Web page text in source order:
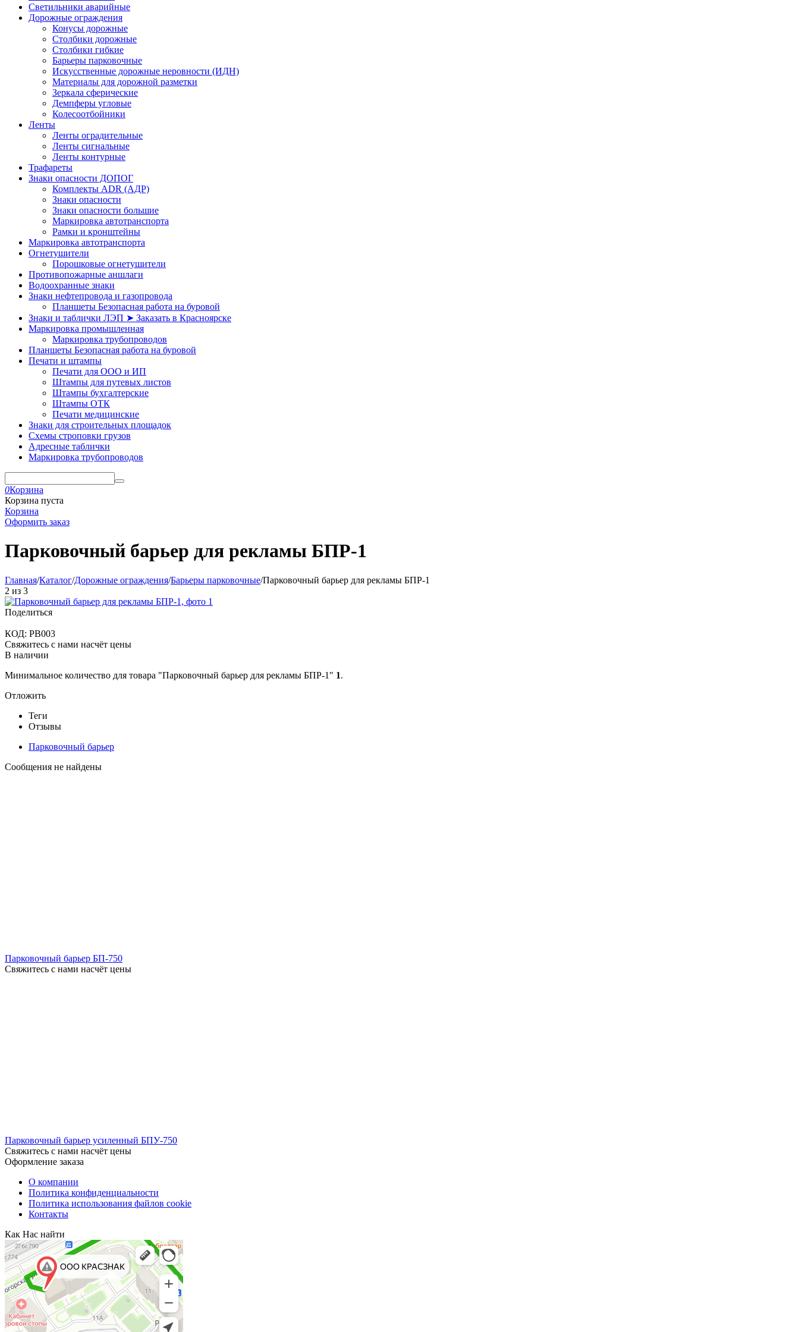
Светильники аварийные
Дорожные ограждения
Конусы дорожные
Столбики дорожные
Столбики гибкие
Барьеры парковочные
Искусственные дорожные неровности (ИДН)
Материалы для дорожной разметки
Зеркала сферические
Демпферы угловые
Колесоотбойники
Ленты
Ленты оградительные
Ленты сигнальные
Ленты контурные
Трафареты
Знаки опасности ДОПОГ
Комплекты ADR (АДР)
Знаки опасности
Знаки опасности большие
Маркировка автотранспорта
Рамки и кронштейны
Маркировка автотранспорта
Огнетушители
Порошковые огнетушители
Противопожарные аншлаги
Водоохранные знаки
Знаки нефтепровода и газопровода
Планшеты Безопасная работа на буровой
Знаки и таблички ЛЭП ➤ Заказать в Красноярске
Маркировка промышленная
Маркировка трубопроводов
Планшеты Безопасная работа на буровой
Печати и штампы
Печати для ООО и ИП
Штампы для путевых листов
Штампы бухгалтерские
Штампы ОТК
Печати медицинские
Знаки для строительных площадок
Схемы строповки грузов
Адресные таблички
Маркировка трубопроводов
0Корзина
Корзина пуста
Корзина
Оформить заказ
Парковочный барьер для рекламы БПР-1
Главная/Каталог/Дорожные ограждения/Барьеры парковочные/Парковочный барьер для рекламы БПР-1
2 из 3
Поделиться
КОД: PB003
Свяжитесь с нами насчёт цены
В наличии
Минимальное количество для товара "Парковочный барьер для рекламы БПР-1" 1.
Отложить
Теги
Отзывы
Парковочный барьер
Сообщения не найдены
Парковочный барьер БП-750
Свяжитесь с нами насчёт цены
Парковочный барьер усиленный БПУ-750
Свяжитесь с нами насчёт цены
Оформление заказа
О компании
Политика конфиденциальности
Политика использования файлов cookie
Контакты
Как Нас найти